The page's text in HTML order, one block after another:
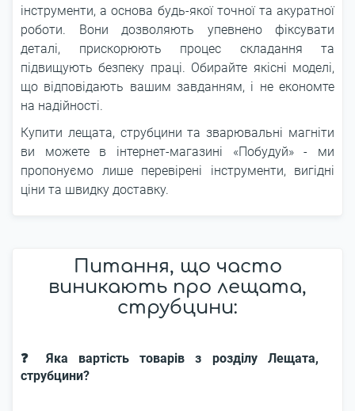
інструменти, а основа будь-якої точної та акуратної
роботи. Вони дозволяють упевнено фіксувати
деталі, прискорюють процес складання та
підвищують безпеку праці. Обирайте якісні моделі,
що відповідають вашим завданням, і не економте
на надійності.
Купити лещата, струбцини та зварювальні магніти
ви можете в інтернет-магазині «Побудуй» - ми
пропонуємо лише перевірені інструменти, вигідні
ціни та швидку доставку.
Питання, що часто
виникають про лещата,
струбцини:
❓ Яка вартість товарів з розділу Лещата,
струбцини?